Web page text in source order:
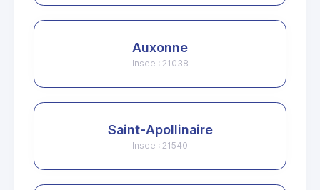
Auxonne
Insee : 21038
Saint-Apollinaire
Insee : 21540